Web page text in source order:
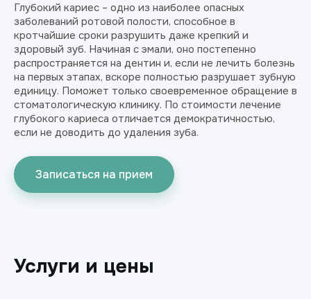
Глубокий кариес – одно из наиболее опасных
заболеваний ротовой полости, способное в
кротчайшие сроки разрушить даже крепкий и
здоровый зуб. Начиная с эмали, оно постепенно
распространяется на дентин и, если не лечить болезнь
на первых этапах, вскоре полностью разрушает зубную
единицу. Поможет только своевременное обращение в
стоматологическую клинику. По стоимости лечение
глубокого кариеса отличается демократичностью,
если не доводить до удаления зуба.
Записаться на прием
Услуги и цены